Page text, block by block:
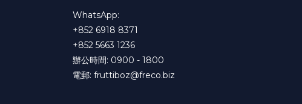
WhatsApp:
+852 6918 8371
+852 5663 1236
辦公時間: 0900 - 1800
電郵: fruttiboz@freco.biz